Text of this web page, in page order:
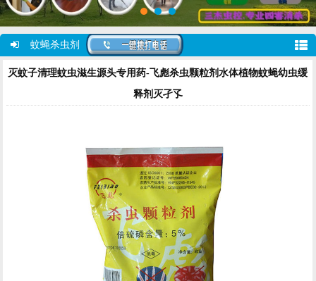
蚊蝇杀虫剂
灭蚊子清理蚊虫滋生源头专用药-飞彪杀虫颗粒剂水体植物蚊蝇幼虫缓
释剂灭孑孓